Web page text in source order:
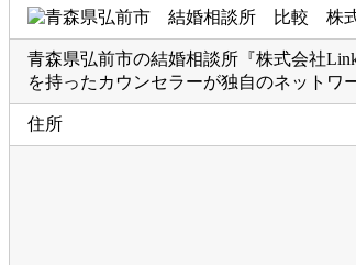
青森県弘前市の結婚相談所『株式会社
を持ったカウンセラーが独自のネットワ
住所